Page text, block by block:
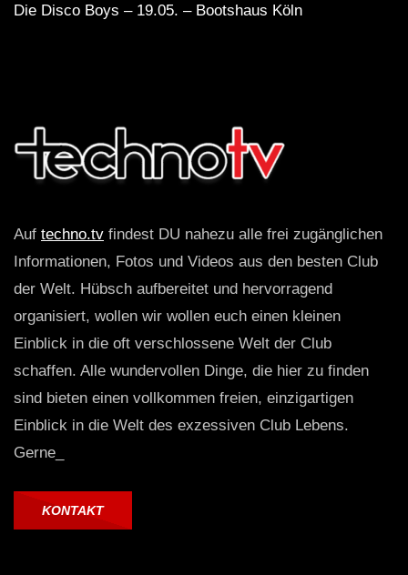
Die Disco Boys – 19.05. – Bootshaus Köln
Auf techno.tv findest DU nahezu alle frei zugänglichen
Informationen, Fotos und Videos aus den besten Club
der Welt. Hübsch aufbereitet und hervorragend
organisiert, wollen wir wollen euch einen kleinen
Einblick in die oft verschlossene Welt der Club
schaffen. Alle wundervollen Dinge, die hier zu finden
sind bieten einen vollkommen freien, einzigartigen
Einblick in die Welt des exzessiven Club Lebens.
Gerne_
KONTAKT